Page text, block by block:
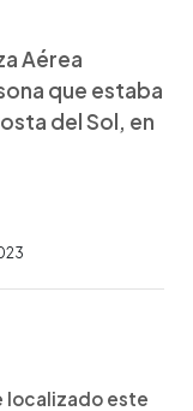
Aérea
que estaba
del Sol, en
localizado este